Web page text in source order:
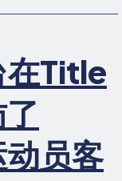
在Title
员客